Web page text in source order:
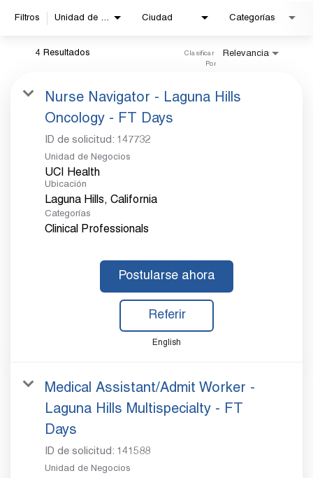
su solicitud.
Filtros Unidad de negocio Ciudad Categorías
4 Resultados Relevancia
Clasificar
Por
Nurse Navigator - Laguna Hills
Oncology - FT Days
ID de solicitud: 147732
Unidad de Negocios
UCI Health
Ubicación
Categorías
Clinical Professionals
Postularse ahora
Referir
English
Medical Assistant/Admit Worker -
Laguna Hills Multispecialty - FT
Days
ID de solicitud: 141588
Unidad de Negocios